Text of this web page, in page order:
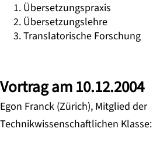
Übersetzungspraxis
Übersetzungslehre
Translatorische Forschung
Vortrag am 10.12.2004
Egon Franck (Zürich), Mitglied der
Technikwissenschaftlichen Klasse: